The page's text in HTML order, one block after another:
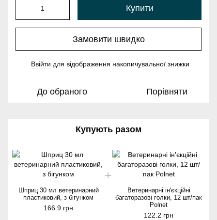
Купити
Замовити швидко
Ввійти для відображення накопичувальної знижки
До обраного Порівняти
Купують разом
Шприц 30 мл ветеринарний
пластиковий, з бігунком
166.9 грн
Ветеринарні ін'єкційні
багаторазові голки, 12 шт/пак
Polnet
122.2 грн